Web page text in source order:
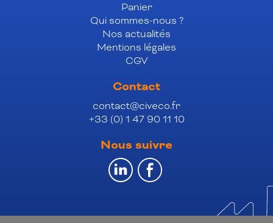
Panier
Qui sommes-nous ?
Nos actualités
Mentions légales
CGV
Contact
contact@civeco.fr
+33 (0) 1 47 90 11 10
Nous suivre